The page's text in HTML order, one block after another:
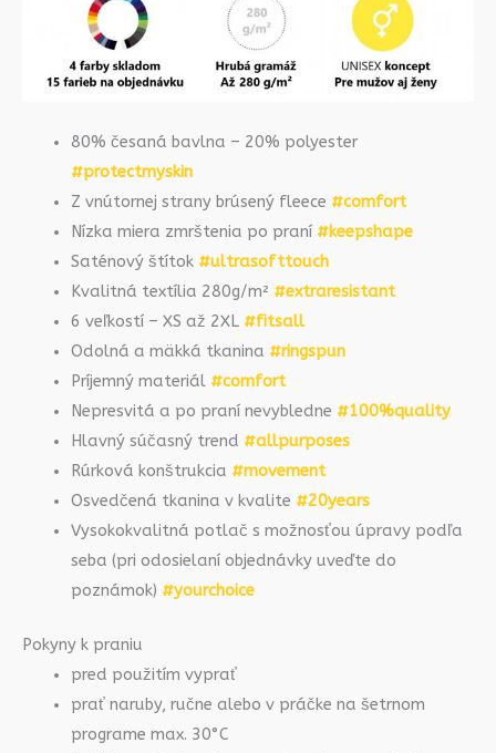
80% česaná bavlna – 20% polyester
#protectmyskin
Z vnútornej strany brúsený fleece #comfort
Nízka miera zmrštenia po praní #keepshape
Saténový štítok #ultrasofttouch
Kvalitná textília 280g/m² #extraresistant
6 veľkostí – XS až 2XL #fitsall
Odolná a mäkká tkanina #ringspun
Príjemný materiál #comfort
Nepresvitá a po praní nevybledne #100%quality
Hlavný súčasný trend #allpurposes
Rúrková konštrukcia #movement
Osvedčená tkanina v kvalite #20years
Vysokokvalitná potlač s možnosťou úpravy podľa
seba (pri odosielaní objednávky uveďte do
poznámok) #yourchoice
Pokyny k praniu
pred použitím vyprať
prať naruby, ručne alebo v práčke na šetrnom
programe max. 30°C